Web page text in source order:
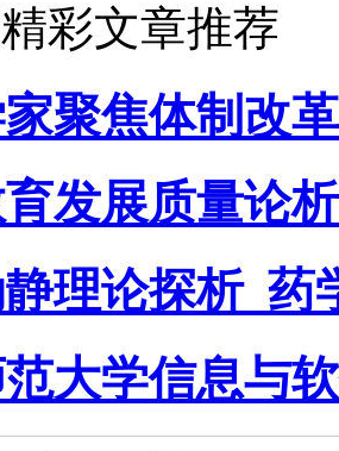
彩文章推荐
聚焦体制改
发展质量论
理论探析_药
大学信息与